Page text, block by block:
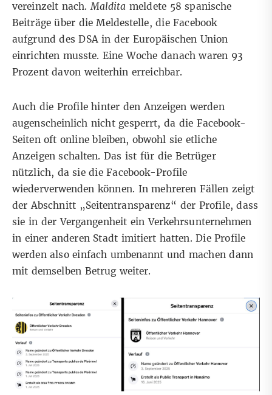
vereinzelt nach.Maldita meldete 58 spanische
Beiträgeüber die Meldestelle, die Facebook
aufgrund des DSA in der Europäischen Union
einrichten musste. Eine Woche danach waren 93
Prozent davon weiterhin erreichbar.
Auch die Profile hinter den Anzeigen werden
augenscheinlich nicht gesperrt, da die Facebook-
Seiten oft online bleiben, obwohl sie etliche
Anzeigen schalten. Das ist für die Betrüger
nützlich, da sie die Facebook-Profile
wiederverwenden können. In mehreren Fällen zeigt
der Abschnitt „Seitentransparenz“ der Profile, dass
sie in der Vergangenheit ein Verkehrsunternehmen
in einer anderen Stadt imitiert hatten. Die Profile
werden also einfach umbenannt und machen dann
mit demselben Betrug weiter.